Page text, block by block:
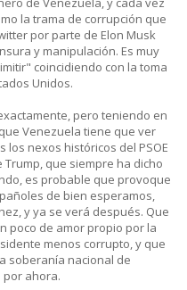
la trama de corrupción que
por parte de Elon Musk
y manipulación. Es muy
coincidiendo con la toma
Unidos.
pero teniendo en
Venezuela tiene que ver
los nexos históricos del PSOE
Trump, que siempre ha dicho
es probable que provoque
de bien esperamos,
y ya se verá después. Que
poco de amor propio por la
menos corrupto, y que
soberanía nacional de
por ahora.